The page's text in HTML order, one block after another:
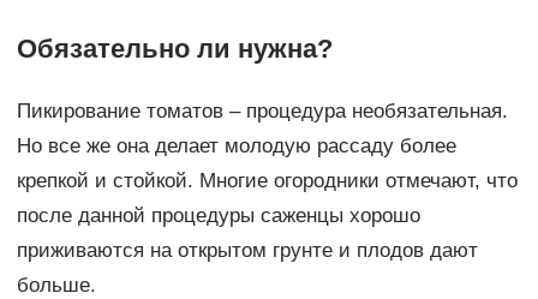
Обязательно ли нужна?
Пикирование томатов – процедура необязательная.
Но все же она делает молодую рассаду более
крепкой и стойкой. Многие огородники отмечают, что
после данной процедуры саженцы хорошо
приживаются на открытом грунте и плодов дают
больше.